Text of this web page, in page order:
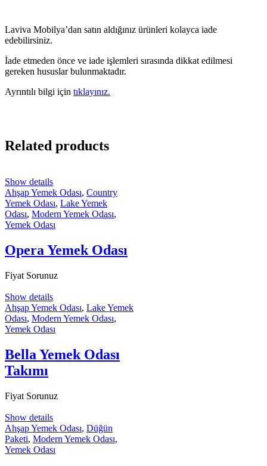
Laviva Mobilya’dan satın aldığınız ürünleri kolayca iade
edebilirsiniz.
İade etmeden önce ve iade işlemleri sırasında dikkat edilmesi
gereken hususlar bulunmaktadır.
Ayrıntılı bilgi için tıklayınız.
Related products
Show details
Ahşap Yemek Odası, Country
Yemek Odası, Lake Yemek
Odası, Modern Yemek Odası,
Yemek Odası
Opera Yemek Odası
Fiyat Sorunuz
Show details
Ahşap Yemek Odası, Lake Yemek
Odası, Modern Yemek Odası,
Yemek Odası
Bella Yemek Odası
Takımı
Fiyat Sorunuz
Show details
Ahşap Yemek Odası, Düğün
Paketi, Modern Yemek Odası,
Yemek Odası